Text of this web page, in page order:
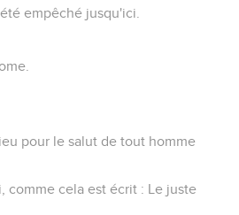
empêché jusqu'ici.
pour le salut de tout homme
comme cela est écrit : Le juste